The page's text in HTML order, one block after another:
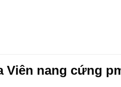
Viên nang cứng